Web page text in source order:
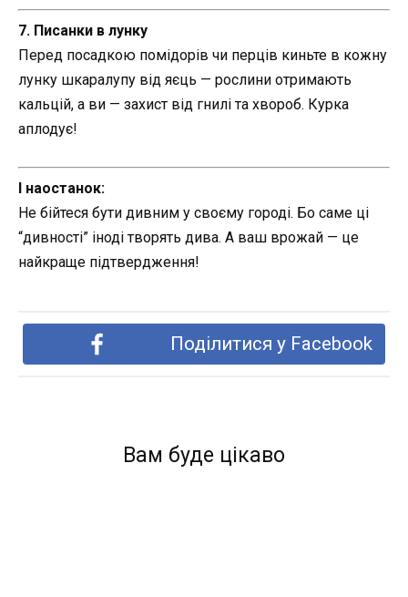
7. Писанки в лунку
Перед посадкою помідорів чи перців киньте в кожну
лунку шкаралупу від яєць — рослини отримають
кальцій, а ви — захист від гнилі та хвороб. Курка
аплодує!
І наостанок:
Не бійтеся бути дивним у своєму городі. Бо саме ці
“дивності” іноді творять дива. А ваш врожай — це
найкраще підтвердження!
Поділитися у Facebook
Вам буде цікаво